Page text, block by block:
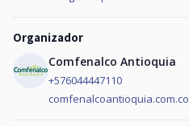
Organizador
Comfenalco Antioquia
+576044447110
comfenalcoantioquia.com.co